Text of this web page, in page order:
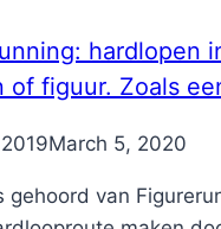
hardlopen
of figuur. Zoals
March 5, 2020
gehoord van